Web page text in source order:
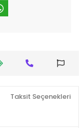
Taksit Seçenekleri